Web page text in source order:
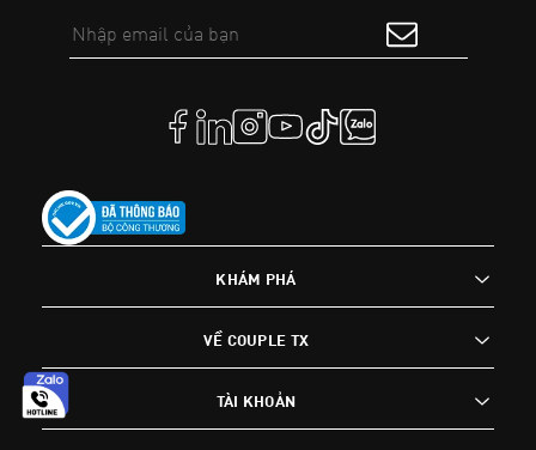
KHÁM PHÁ
VỀ COUPLE TX
TÀI KHOẢN